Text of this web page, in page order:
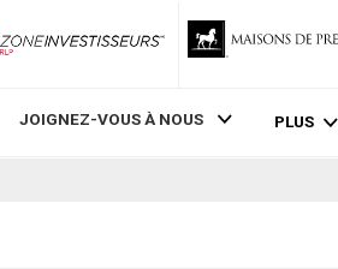
ZoneInvestisseurs RLP
JOIGNEZ-VOUS À NOUS PLUS